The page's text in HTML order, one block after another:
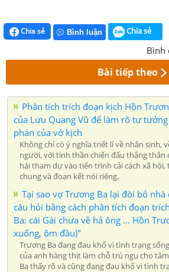
Chia sẻ Bình luận Chia sẻ
Bình
Bài tiếp theo
Phân tích trích đoạn kịch Hồn
của Lưu Quang Vũ để làm rõ tư
phán của vở kịch
Không chỉ có ý nghĩa triết lí về nhân sinh,
người, với tinh thần chiến đấu thẳng thắn
hái tham dự vào tiến trình cải cách xã
chung và đoạn kết nói riêng.
Tại sao vợ Trương Ba lại đòi bỏ nhà
câu hỏi bằng cách phân tích đoạn
Ba: cái Gái chưa về hả ông ... Hồn
xuống, ôm đầu)"
Trương Ba đang đau khổ vì tình trạng
của anh hàng thịt làm chỗ trú ngụ cho
Ba thấy rõ và cũng đang đau khổ vì tình